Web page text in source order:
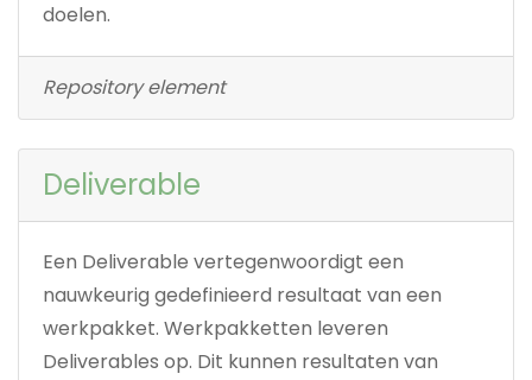
doelen.
Repository element
Deliverable
Een Deliverable vertegenwoordigt een
nauwkeurig gedefinieerd resultaat van een
werkpakket. Werkpakketten leveren
Deliverables op. Dit kunnen resultaten van